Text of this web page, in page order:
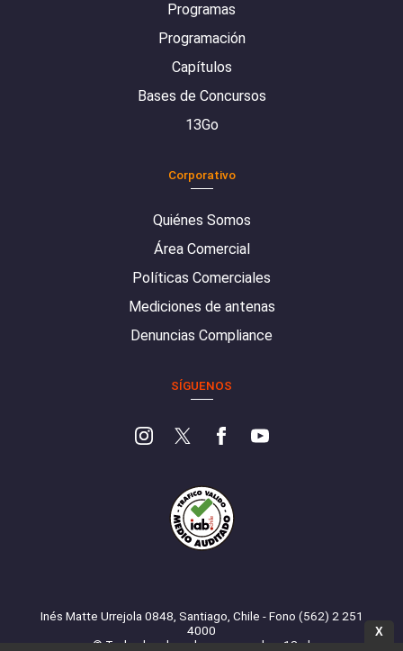
Programas
Programación
Capítulos
Bases de Concursos
13Go
Corporativo
Quiénes Somos
Área Comercial
Políticas Comerciales
Mediciones de antenas
Denuncias Compliance
SÍGUENOS
Inés Matte Urrejola 0848, Santiago, Chile - Fono (562) 2 251
4000
© Todos los derechos reservados. 13.cl
X